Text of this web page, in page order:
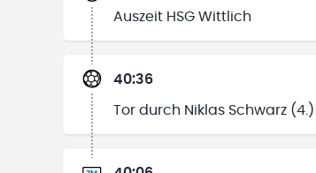
Auszeit HSG Wittlich
40:36
Tor durch Niklas Schwarz